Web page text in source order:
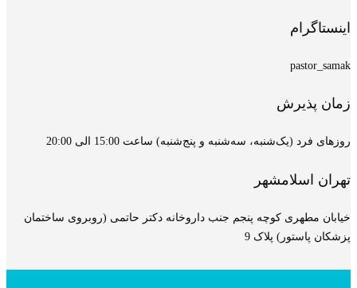
اینستاگرام
pastor_samak
زمان پذیرش
روزهای فرد (یک‌شنبه، سه‌شنبه و پنج‌شنبه) ساعت 15:00 الی 20:00
تهران اسلامشهر
خیابان مطهری کوچه پنجم جنب داروخانه دکتر حاتمی (روبروی ساختمان
پزشکان پاستور) پلاک 9